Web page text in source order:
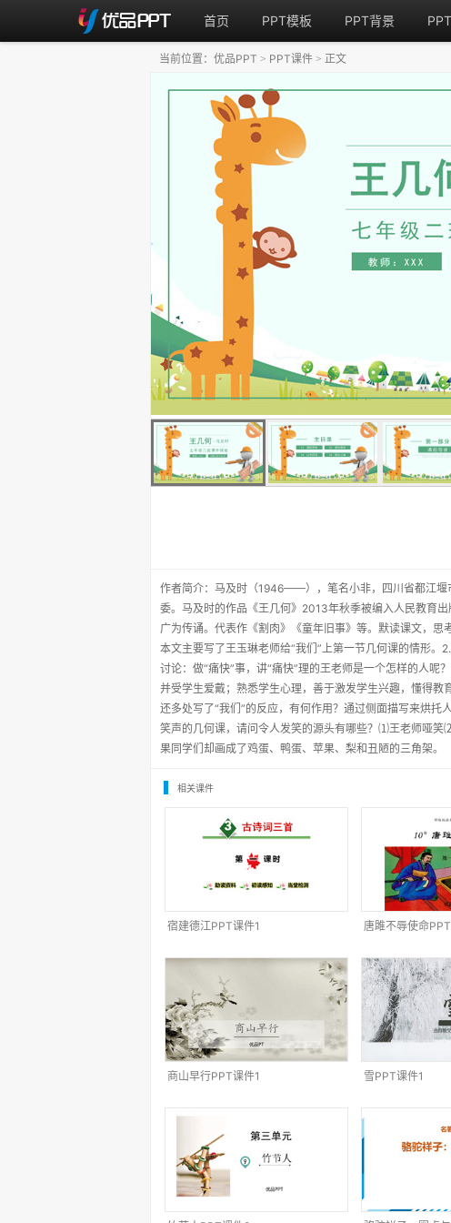
首页 PPT模板 PPT背景
作者简介：马及时（1946——），笔名小非，四川省都江堰
委。马及时的作品《王几何》2013年秋季被编入人民教育
广为传诵。代表作《割肉》《童年旧事》等。默读课文，思
本文主要写了王玉琳老师给“我们”上第一节几何课的情形
讨论：做“痛快”事，讲“痛快”理的王老师是一个怎样的人
并受学生爱戴；熟悉学生心理，善于激发学生兴趣，懂得教
还多处写了“我们”的反应，有何作用？通过侧面描写来烘
笑声的几何课，请问令人发笑的源头有哪些？⑴王老师哑
果同学们却画成了鸡蛋、鸭蛋、苹果、梨和丑陋的三角架。
当前位置： 优品PPT > PPT课件 > 正文
相关课件
宿建德江PPT课件1 唐雎不辱使命
商山早行PPT课件1 雪PPT课件1